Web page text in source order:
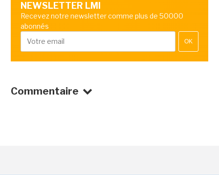
NEWSLETTER LMI
Recevez notre newsletter comme plus de 50000
abonnés
OK
Commentaire